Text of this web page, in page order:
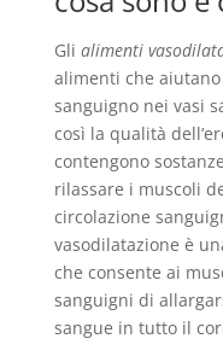
Gli alimenti
alimenti che
sanguigno nei vasi
così la qualità
contengono
rilassare i muscoli
circolazione
vasodilatazione è
che consente ai
sanguigni di
sangue in tutto il